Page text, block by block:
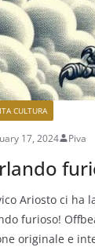
CULTURA
17, 2024 Piva
Ariosto ci ha
furioso!
originale e